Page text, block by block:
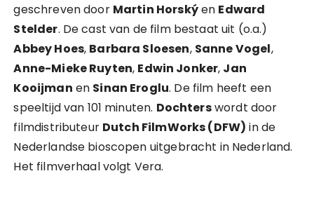
geschreven door Martin Horskýen Edward
Stelder. De cast van de film bestaat uit (o.a.)
Abbey Hoes, Barbara Sloesen, Sanne Vogel,
Anne-Mieke Ruyten, Edwin Jonker, Jan
Kooijman en Sinan Eroglu. De film heeft een
speeltijd van 101 minuten. Dochterswordt door
filmdistributeur Dutch FilmWorks (DFW) in de
Nederlandse bioscopen uitgebracht in Nederland.
Het filmverhaal volgt Vera.